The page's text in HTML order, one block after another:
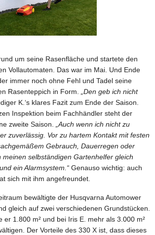
um seine Rasenfläche und startete den
Vollautomaten. Das war im Mai. Und Ende
immer noch ohne Fehl und Tadel seine
Rasenteppich in Form.
„Den geb ich nicht
K.‘s klares Fazit zum Ende der Saison.
Inspektion beim Fachhändler steht der
zweite Saison.
„Auch wenn ich nicht zu
zuverlässig. Vor zu hartem Kontakt mit festen
Gebrauch, Dauerregen oder
meinen selbständigen Gartenhelfer gleich
ein Alarmsystem.“ Genauso wichtig: auch
sich mit ihm angefreundet.
bewältigte der Husqvarna Automower
gleich auf zwei verschiedenen Grundstücken.
er 1.800 m² und bei Iris E. mehr als 3.000 m²
Der Vorteile des 330 X ist, dass dieses